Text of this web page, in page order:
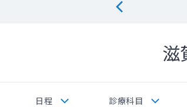
滋
日程 診療科目